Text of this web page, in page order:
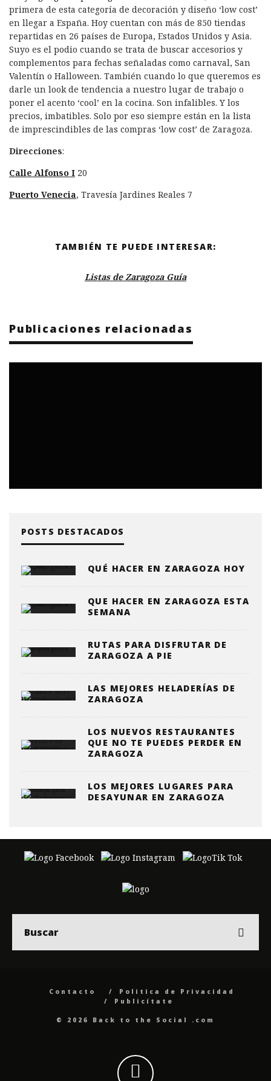
primera de esta categoría de decoración y diseño ‘low cost’
en llegar a España. Hoy cuentan con más de 850 tiendas
repartidas en 26 países de Europa, Estados Unidos y Asia.
Suyo es el podio cuando se trata de buscar accesorios y
complementos para fechas señaladas como carnaval, San
Valentín o Halloween. También cuando lo que queremos es
darle un look de tendencia a nuestro lugar de trabajo o
poner el acento ‘cool’ en la cocina. Son infalibles. Y los
precios, imbatibles. Solo por eso siempre están en la lista
de imprescindibles de las compras ‘low cost’ de Zaragoza.
Direcciones:
Calle Alfonso I 20
Puerto Venecia, Travesía Jardines Reales 7
TAMBIÉN TE PUEDE INTERESAR:
Listas de Zaragoza Guía
Publicaciones relacionadas
POSTS DESTACADOS
QUÉ HACER EN ZARAGOZA HOY
QUE HACER EN ZARAGOZA ESTA
SEMANA
RUTAS PARA DISFRUTAR DE
ZARAGOZA A PIE
LAS MEJORES HELADERÍAS DE
ZARAGOZA
LOS NUEVOS RESTAURANTES
QUE NO TE PUEDES PERDER EN
ZARAGOZA
LOS MEJORES LUGARES PARA
DESAYUNAR EN ZARAGOZA
Contacto
Politica de Privacidad
Publicítate
© 2026 Back to the Social .com